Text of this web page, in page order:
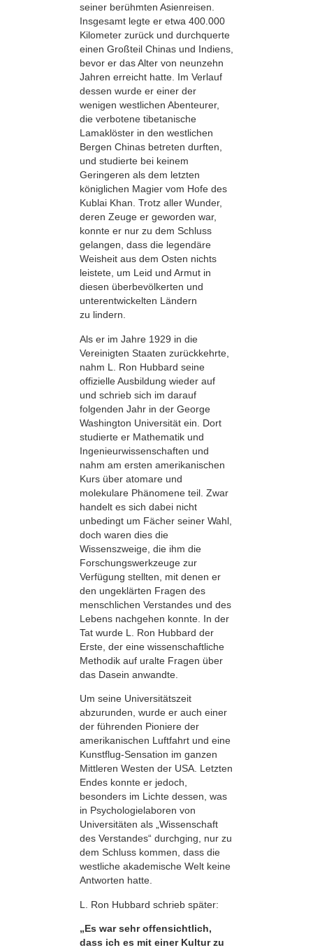
seiner berühmten Asienreisen.
Insgesamt legte er etwa 400.000
Kilometer zurück und durchquerte
einen Großteil Chinas und Indiens,
bevor er das Alter von neunzehn
Jahren erreicht hatte. Im Verlauf
dessen wurde er einer der
wenigen westlichen Abenteurer,
die verbotene tibetanische
Lamaklöster in den westlichen
Bergen Chinas betreten durften,
und studierte bei keinem
Geringeren als dem letzten
königlichen Magier vom Hofe des
Kublai Khan. Trotz aller Wunder,
deren Zeuge er geworden war,
konnte er nur zu dem Schluss
gelangen, dass die legendäre
Weisheit aus dem Osten nichts
leistete, um Leid und Armut in
diesen überbevölkerten und
unterentwickelten Ländern
zu lindern.
Als er im Jahre 1929 in die
Vereinigten Staaten zurückkehrte,
nahm L. Ron Hubbard seine
offizielle Ausbildung wieder auf
und schrieb sich im darauf
folgenden Jahr in der George
Washington Universität ein. Dort
studierte er Mathematik und
Ingenieurwissenschaften und
nahm am ersten amerikanischen
Kurs über atomare und
molekulare Phänomene teil. Zwar
handelt es sich dabei nicht
unbedingt um Fächer seiner Wahl,
doch waren dies die
Wissenszweige, die ihm die
Forschungswerkzeuge zur
Verfügung stellten, mit denen er
den ungeklärten Fragen des
menschlichen Verstandes und des
Lebens nachgehen konnte. In der
Tat wurde L. Ron Hubbard der
Erste, der eine wissenschaftliche
Methodik auf uralte Fragen über
das Dasein anwandte.
Um seine Universitätszeit
abzurunden, wurde er auch einer
der führenden Pioniere der
amerikanischen Luftfahrt und eine
Kunstflug-Sensation im ganzen
Mittleren Westen der USA. Letzten
Endes konnte er jedoch,
besonders im Lichte dessen, was
in Psychologielaboren von
Universitäten als „Wissenschaft
des Verstandes“ durchging, nur zu
dem Schluss kommen, dass die
westliche akademische Welt keine
Antworten hatte.
L. Ron Hubbard schrieb später:
„Es war sehr offensichtlich,
dass ich es mit einer Kultur zu